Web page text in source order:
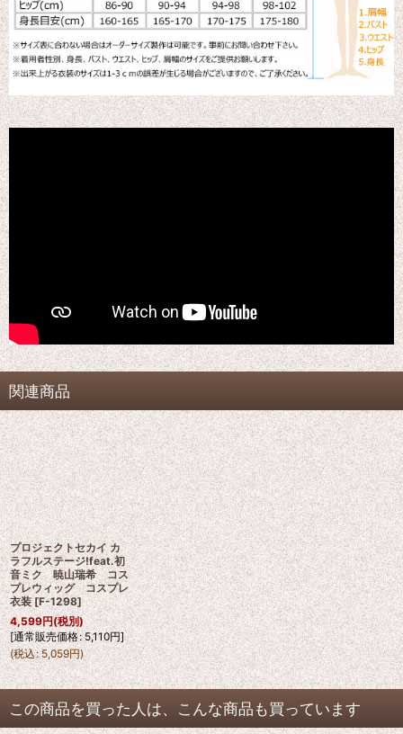
関連商品
プロジェクトセカイ カ
ラフルステージ!feat.初
音ミク 暁山瑞希 コス
プレウィッグ コスプレ
衣装 [F-1298]
4,599円(税別)
[通常販売価格: 5,110円]
(税込: 5,059円)
この商品を買った人は、こんな商品も買っています